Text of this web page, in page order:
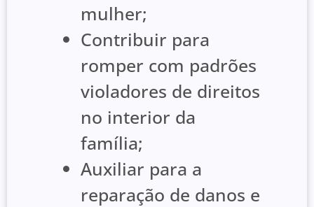
mulher;
Contribuir para
romper com padrões
violadores de direitos
no interior da
família;
Auxiliar para a
reparação de danos e